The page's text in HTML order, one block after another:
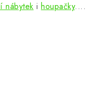
nábytek i houpačky....